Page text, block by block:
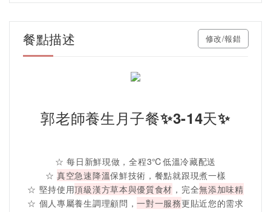
餐點描述 修改/報錯
郭老師養生月子餐✨3-14天✨
☆ 每日新鮮現做，全程3℃低溫冷藏配送
☆真空急速降溫保鮮技術，餐點就跟現煮一樣
☆ 堅持使用頂級漢方草本與優質食材 ，完全無添加味精
☆ 個人專屬養生調理顧問，一對一服務更貼近您的需求